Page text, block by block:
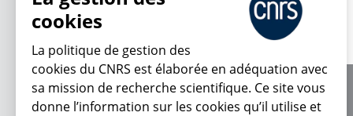
cookies
La politique de gestion des
cookies du CNRS est élaborée en adéquation avec
sa mission de recherche scientifique. Ce site vous
donne l’information sur les cookies qu’il utilise et